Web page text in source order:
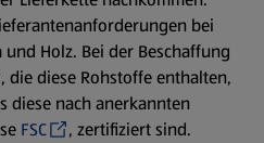
bei
Holz. Bei der Beschaffung
die diese Rohstoffe enthalten,
diese nach anerkannten
FSC , zertifiziert sind.